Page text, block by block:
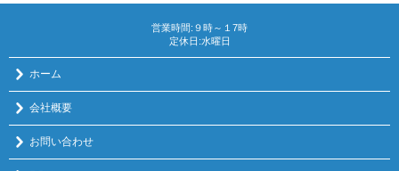
営業時間:９時～１7時
定休日:水曜日
ホーム
会社概要
お問い合わせ